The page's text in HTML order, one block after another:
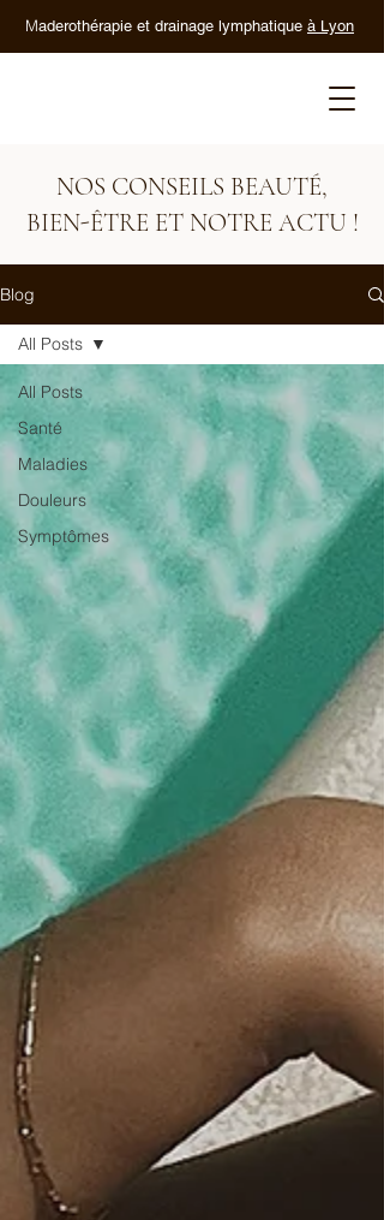
Maderothérapie et drainage lymphatique à Lyon
NOS CONSEILS BEAUTÉ,
BIEN-ÊTRE ET NOTRE ACTU !
Blog
All Posts
Santé
Maladies
Douleurs
Symptômes
All Posts